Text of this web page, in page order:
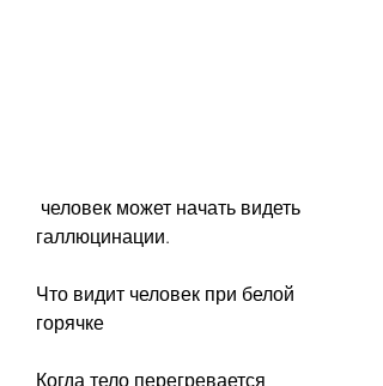
галлюцинации.
Что видит человек при белой
горячке
Когда тело перегревается,